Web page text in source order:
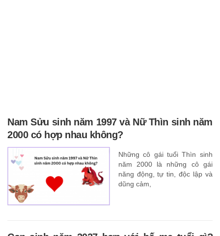
Nam Sửu sinh năm 1997 và Nữ Thìn sinh năm
2000 có hợp nhau không?
Những cô gái tuổi Thìn sinh
năm 2000 là những cô gái
năng động, tự tin, độc lập và
dũng cảm,